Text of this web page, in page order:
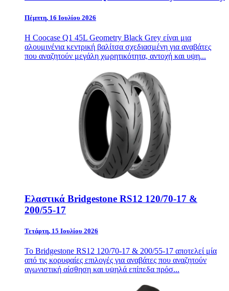
Πέμπτη, 16 Ιουλίου 2026
Η Coocase Q1 45L Geometry Black Grey είναι μια
αλουμινένια κεντρική βαλίτσα σχεδιασμένη για αναβάτες
που αναζητούν μεγάλη χωρητικότητα, αντοχή και υψη...
Ελαστικά Bridgestone RS12 120/70-17 &
200/55-17
Τετάρτη, 15 Ιουλίου 2026
Το Bridgestone RS12 120/70-17 & 200/55-17 αποτελεί μία
από τις κορυφαίες επιλογές για αναβάτες που αναζητούν
αγωνιστική αίσθηση και υψηλά επίπεδα πρόσ...